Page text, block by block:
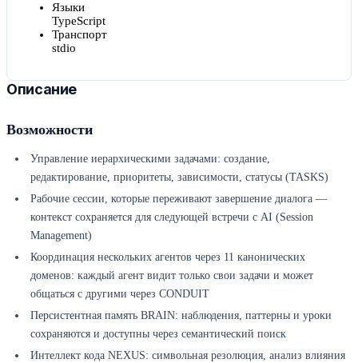
Языки
TypeScript
Транспорт
stdio
Описание
Возможности
Управление иерархическими задачами: создание,
редактирование, приоритеты, зависимости, статусы (TASKS)
Рабочие сессии, которые переживают завершение диалога —
контекст сохраняется для следующей встречи с AI (Session
Management)
Координация нескольких агентов через 11 канонических
доменов: каждый агент видит только свои задачи и может
общаться с другими через CONDUIT
Персистентная память BRAIN: наблюдения, паттерны и уроки
сохраняются и доступны через семантический поиск
Интеллект кода NEXUS: символьная резолюция, анализ влияния